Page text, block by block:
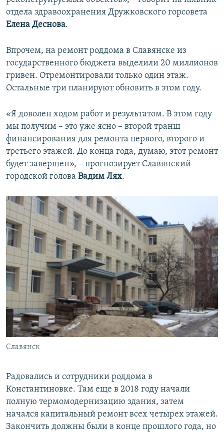
отдела здравоохранения Дружковского горсовета
Елена Деснова.
Впрочем, на ремонт роддома в Славянске из
государственного бюджета выделили 20 миллионов
гривен. Отремонтировали только один этаж.
Остальные три планируют обновить в этом году.
«Я доволен ходом работ и результатом. В этом году
мы получим – это уже ясно – второй транш
финансирования для ремонта первого, второго и
третьего этажей. До конца года, думаю, этот ремонт
будет завершен», – прогнозирует Славянский
городской голова Вадим Лях.
Славянск
Радовались и сотрудники роддома в
Константиновке. Там еще в 2018 году начали
полную термомодернизацию здания, затем
начался капитальный ремонт всех четырех этажей.
Закончить должны были в конце прошлого года, но